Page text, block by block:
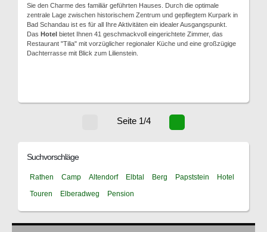
Sie den Charme des familiär geführten Hauses. Durch die optimale
zentrale Lage zwischen historischem Zentrum und gepflegtem Kurpark in
Bad Schandau ist es für all Ihre Aktivitäten ein idealer Ausgangspunkt.
Das Hotel bietet Ihnen 41 geschmackvoll eingerichtete Zimmer, das
Restaurant "Tilia" mit vorzüglicher regionaler Küche und eine großzügige
Dachterrasse mit Blick zum Lilienstein.
Seite 1/4
Suchvorschläge
Rathen Camp Altendorf Elbtal Berg Papststein
Hotel
Touren
Elberadweg Pension